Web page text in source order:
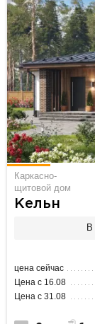
Каркасно-
щитовой дом
Кельн
В
цена сейчас
Цена с 16.08
Цена с 31.08